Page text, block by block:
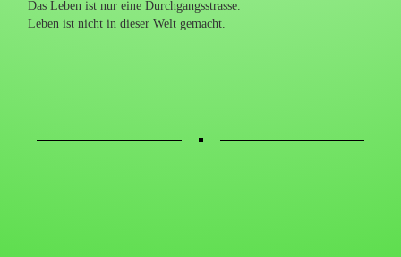
Das Leben ist nur eine Durchgangsstrasse.
Leben ist nicht in dieser Welt gemacht.